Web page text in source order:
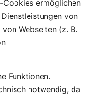
ermöglichen
von
Webseiten (z. B.
Funktionen.
notwendig, da